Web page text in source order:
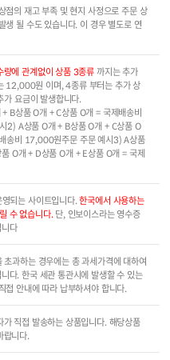
점의 재고 부족 및 현지 사정으로 주문 상
생 될 수도 있습니다. 이 경우 별도로 연
량에 관계없이 상품 3종류 까지는 추가
12,000원 이며, 4종류 부터는 추가 상
요금이 발생합니다.
B상품 O개 + C상품 O개 = 국제배송비
2) A상품 O개 + B상품 O개 + C상품 O
송비 17,000원주문 주문 예시3) A상품
O개 + D상품 O개 + E상품 O개 = 국제
되는 사이트입니다.한국에서 사용하는
수 없습니다.단, 인보이스라는 영수증
다
과하는 경우에는 총 과세가격에 대하여
다. 한국 세관 통관시에 발생할 수 있는
접 안내에 따라 납부하셔야 합니다.
가 직접 발송하는 상품입니다. 해당상품
랍니다.